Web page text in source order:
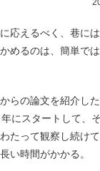
応えるべく、巷には
めるのは、簡単で
らの論文を紹介した
にスタートして、
たって観察し続け
い時間がかかる。